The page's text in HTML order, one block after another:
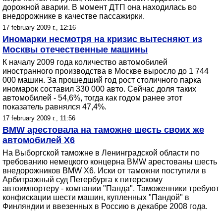
дорожной аварии. В момент ДТП она находилась во
внедорожнике в качестве пассажирки.
17 february 2009 г., 12:16
Иномарки несмотря на кризис вытесняют из
Москвы отечественные машины
К началу 2009 года количество автомобилей
иностранного производства в Москве выросло до 1 744
000 машин. За прошедший год рост столичного парка
иномарок составил 330 000 авто. Сейчас доля таких
автомобилей - 54,6%, тогда как годом ранее этот
показатель равнялся 47,4%.
17 february 2009 г., 11:56
BMW арестовала на таможне шесть своих же
автомобилей X6
На Выборгской таможне в Ленинградской области по
требованию немецкого концерна BMW арестованы шесть
внедорожников BMW X6. Иски от таможни поступили в
Арбитражный суд Петербурга к питерскому
автоимпортеру - компании "Панда". Таможенники требуют
конфискации шести машин, купленных "Пандой" в
Финляндии и ввезенных в Россию в декабре 2008 года.